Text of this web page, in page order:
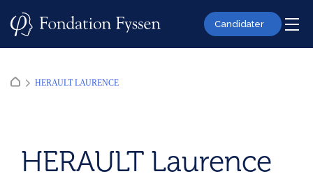
Candidater
HERAULT LAURENCE
HERAULT Laurence